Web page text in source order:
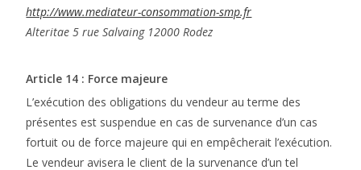
http://www.mediateur-consommation-smp.fr
Alteritae 5 rue Salvaing 12000 Rodez
Article 14 : Force majeure
L’exécution des obligations du vendeur au terme des
présentes est suspendue en cas de survenance d’un cas
fortuit ou de force majeure qui en empêcherait l’exécution.
Le vendeur avisera le client de la survenance d’un tel